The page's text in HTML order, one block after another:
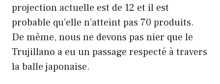
projection actuelle est de 12 et il est
probable qu’elle n’atteint pas 70 produits.
De même, nous ne devons pas nier que le
Trujillano a eu un passage respecté à travers
la balle japonaise.